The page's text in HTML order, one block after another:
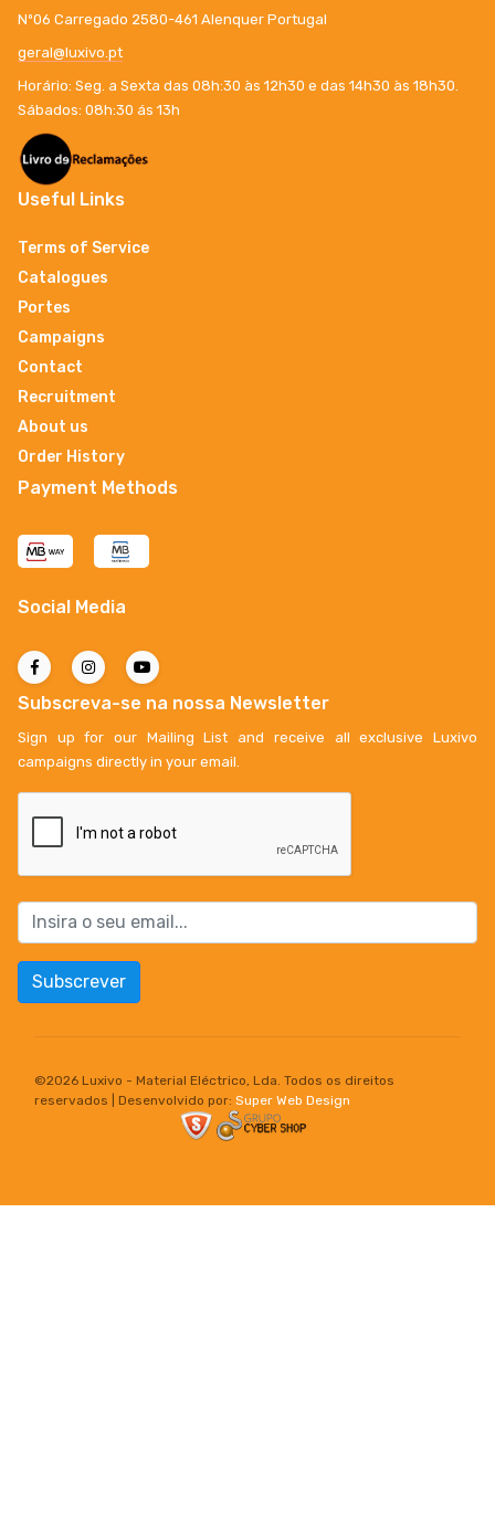
Nº06 Carregado 2580-461 Alenquer Portugal
geral@luxivo.pt
Horário: Seg. a Sexta das 08h:30 às 12h30 e das 14h30 às 18h30.
Sábados: 08h:30 ás 13h
Useful Links
Terms of Service
Catalogues
Portes
Campaigns
Contact
Recruitment
About us
Order History
Payment Methods
Social Media
Subscreva-se na nossa Newsletter
Sign up for our Mailing List and receive all exclusive Luxivo
campaigns directly in your email.
Subscrever
©2026 Luxivo - Material Eléctrico, Lda. Todos os direitos
reservados | Desenvolvido por: Super Web Design